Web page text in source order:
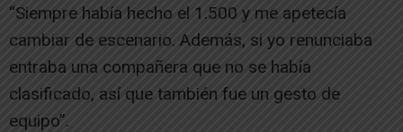
“Siempre había hecho el 1.500 y me apetecía
cambiar de escenario. Además, si yo renunciaba
entraba una compañera que no se había
clasificado, así que también fue un gesto de
equipo”.